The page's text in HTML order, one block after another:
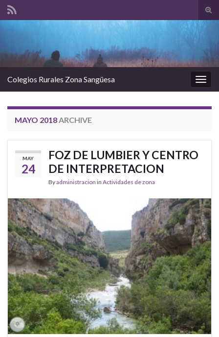
Colegios Rurales Zona Sangüesa
MAYO 2018 ARCHIVE
MAY
24
FOZ DE LUMBIER Y CENTRO
DE INTERPRETACION
Byadministracion in Actividades de zona